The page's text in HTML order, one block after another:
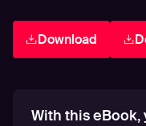
Download
With this eBook,